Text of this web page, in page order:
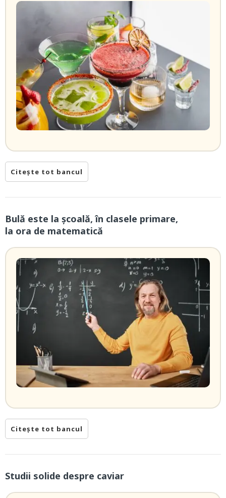
Citește tot bancul
Bulă este la școală, în clasele primare,
la ora de matematică
Citește tot bancul
Studii solide despre caviar